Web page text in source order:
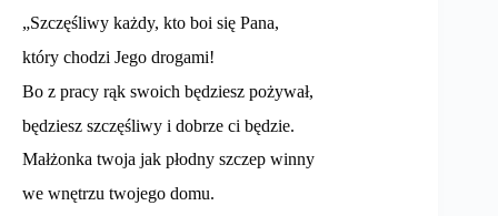
„Szczęśliwy każdy, kto boi się Pana,
który chodzi Jego drogami!
Bo z pracy rąk swoich będziesz pożywał,
będziesz szczęśliwy i dobrze ci będzie.
Małżonka twoja jak płodny szczep winny
we wnętrzu twojego domu.